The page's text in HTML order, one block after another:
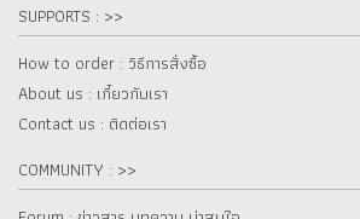
SUPPORTS : >>
How to order : วิธีการสั่งซื้อ
About us : เกี๋ยวกับเรา
Contact us : ติดต่อเรา
COMMUNITY : >>